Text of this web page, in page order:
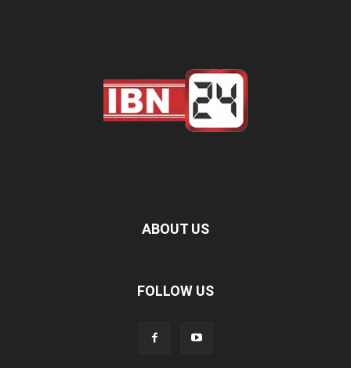
ABOUT US
FOLLOW US